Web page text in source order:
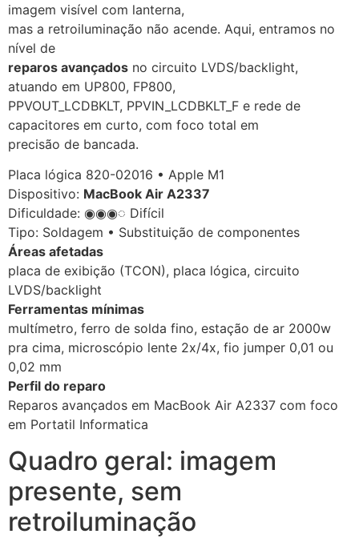
imagem visível com lanterna,
mas a retroiluminação não acende. Aqui, entramos no
nível de
reparos avançados no circuito LVDS/backlight,
atuando em UP800, FP800,
PPVOUT_LCDBKLT, PPVIN_LCDBKLT_F e rede de
capacitores em curto, com foco total em
precisão de bancada.
Placa lógica 820-02016 • Apple M1
Dispositivo: MacBook Air A2337
Dificuldade: ◉◉◉◌ Difícil
Tipo: Soldagem • Substituição de componentes
Áreas afetadas
placa de exibição (TCON), placa lógica, circuito
LVDS/backlight
Ferramentas mínimas
multímetro, ferro de solda fino, estação de ar 2000w
pra cima, microscópio lente 2x/4x, fio jumper 0,01 ou
0,02 mm
Perfil do reparo
Reparos avançados em MacBook Air A2337 com foco
em Portatil Informatica
Quadro geral: imagem
presente, sem
retroiluminação